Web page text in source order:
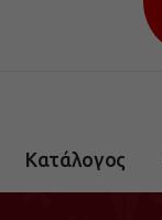
Κατάλογος